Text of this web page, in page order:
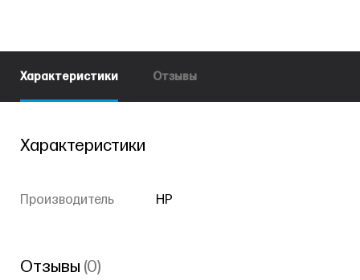
Характеристики Отзывы
Характеристики
Производитель HP
Отзывы (0)